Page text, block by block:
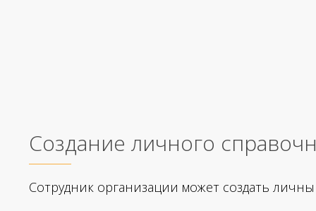
Создание личного
Сотрудник организации может создать